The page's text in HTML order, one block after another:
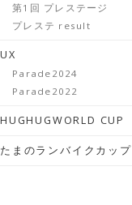
第1回 プレステージ
プレステ result
UX
Parade2024
Parade2022
HUGHUGWORLD CUP
たまのランバイクカップ